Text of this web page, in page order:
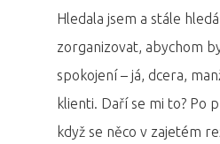
Hledala jsem a stále
zorganizovat, abychom
spokojení – já, dcera,
klienti. Daří se mi to? Po
když se něco v zajetém